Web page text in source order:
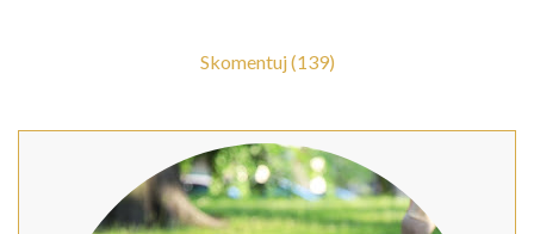
Skomentuj (139)